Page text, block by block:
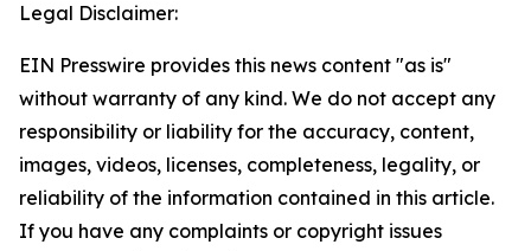
Legal Disclaimer:
EIN Presswire provides this news content "as is"
without warranty of any kind. We do not accept any
responsibility or liability for the accuracy, content,
images, videos, licenses, completeness, legality, or
reliability of the information contained in this article.
If you have any complaints or copyright issues